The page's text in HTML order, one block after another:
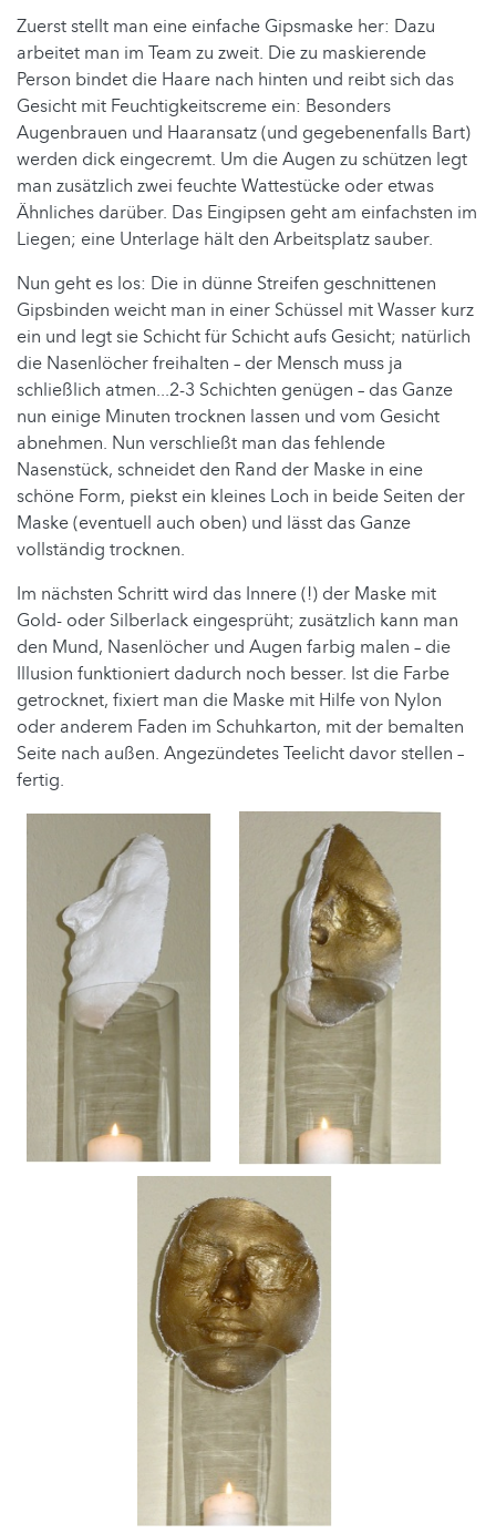
Zuerst stellt man eine einfache Gipsmaske her: Dazu
arbeitet man im Team zu zweit. Die zu maskierende
Person bindet die Haare nach hinten und reibt sich das
Gesicht mit Feuchtigkeitscreme ein: Besonders
Augenbrauen und Haaransatz (und gegebenenfalls Bart)
werden dick eingecremt. Um die Augen zu schützen legt
man zusätzlich zwei feuchte Wattestücke oder etwas
Ähnliches darüber. Das Eingipsen geht am einfachsten im
Liegen; eine Unterlage hält den Arbeitsplatz sauber.
Nun geht es los: Die in dünne Streifen geschnittenen
Gipsbinden weicht man in einer Schüssel mit Wasser kurz
ein und legt sie Schicht für Schicht aufs Gesicht; natürlich
die Nasenlöcher freihalten – der Mensch muss ja
schließlich atmen...2-3 Schichten genügen – das Ganze
nun einige Minuten trocknen lassen und vom Gesicht
abnehmen. Nun verschließt man das fehlende
Nasenstück, schneidet den Rand der Maske in eine
schöne Form, piekst ein kleines Loch in beide Seiten der
Maske (eventuell auch oben) und lässt das Ganze
vollständig trocknen.
Im nächsten Schritt wird das Innere (!) der Maske mit
Gold- oder Silberlack eingesprüht; zusätzlich kann man
den Mund, Nasenlöcher und Augen farbig malen – die
Illusion funktioniert dadurch noch besser. Ist die Farbe
getrocknet, fixiert man die Maske mit Hilfe von Nylon
oder anderem Faden im Schuhkarton, mit der bemalten
Seite nach außen. Angezündetes Teelicht davor stellen –
fertig.